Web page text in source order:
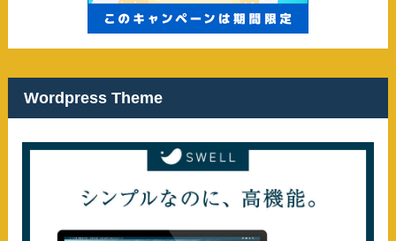
Wordpress Theme